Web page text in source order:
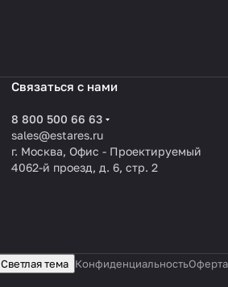
Связаться с нами
8 800 500 66 63
sales@estares.ru
г. Москва, Офис - Проектируемый
4062-й проезд, д. 6, стр. 2
Светлая тема КонфиденциальностьОферта